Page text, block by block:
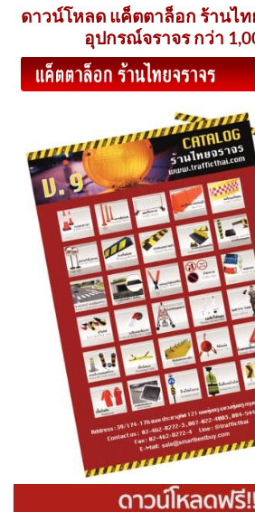
ดาวน์โหลด แค็ตตาล็อก ร้านไท
อุปกรณ์จราจร กว่า